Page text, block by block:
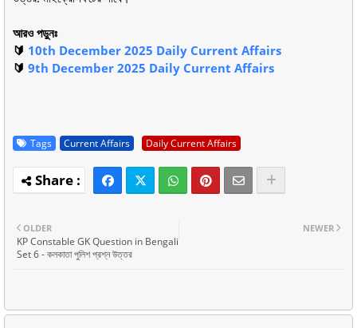
আরও পড়ুনঃ
🔰 10th December 2025 Daily Current Affairs
🔰 9th December 2025 Daily Current Affairs
Tags Current Affairs Daily Current Affairs
NEWER
OLDER
KP Constable GK Question in Bengali
Set 6 - কলকাতা পুলিশ প্রশ্ন উত্তর